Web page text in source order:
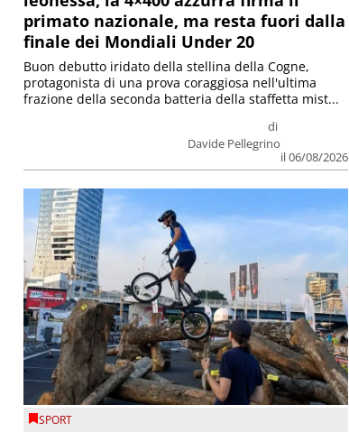
primato nazionale, ma resta fuori dalla
finale dei Mondiali Under 20
di
Davide Pellegrino
il 06/08/2026
Buon debutto iridato della stellina della Cogne,
protagonista di una prova coraggiosa nell'ultima
frazione della seconda batteria della staffetta mist...
SPORT